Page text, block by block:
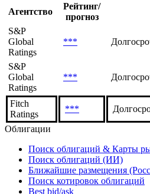
Агентство
Рейтинг/
прогноз
S&P
Global
Ratings
***
S&P
Global
Ratings
***
Fitch
Ratings
***
Облигации
Поиск облигаций & Карты
Поиск облигаций (ИИ)
Ближайшие размещения
Поиск котировок облигаций
Best bid/ask